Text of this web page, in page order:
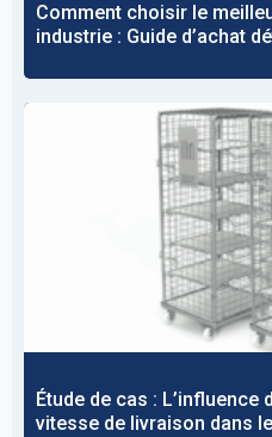
Comment choisir le
industrie : Guide d’achat
Étude de cas :
vitesse de livraison dans